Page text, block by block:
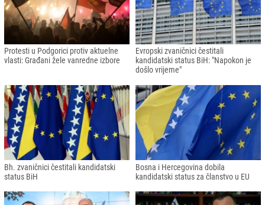
Protesti u Podgorici protiv aktuelne
vlasti: Građani žele vanredne izbore
Evropski zvaničnici čestitali
kandidatski status BiH: "Napokon je
došlo vrijeme"
Bh. zvaničnici čestitali kandidatski
status BiH
Bosna i Hercegovina dobila
kandidatski status za članstvo u EU